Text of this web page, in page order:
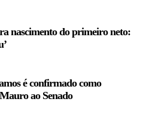
nascimento do primeiro neto:
é confirmado como
ao Senado